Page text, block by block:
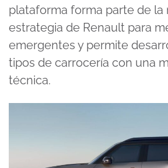
plataforma forma parte de la
estrategia de Renault para
emergentes y permite
tipos de carrocería con una
técnica.